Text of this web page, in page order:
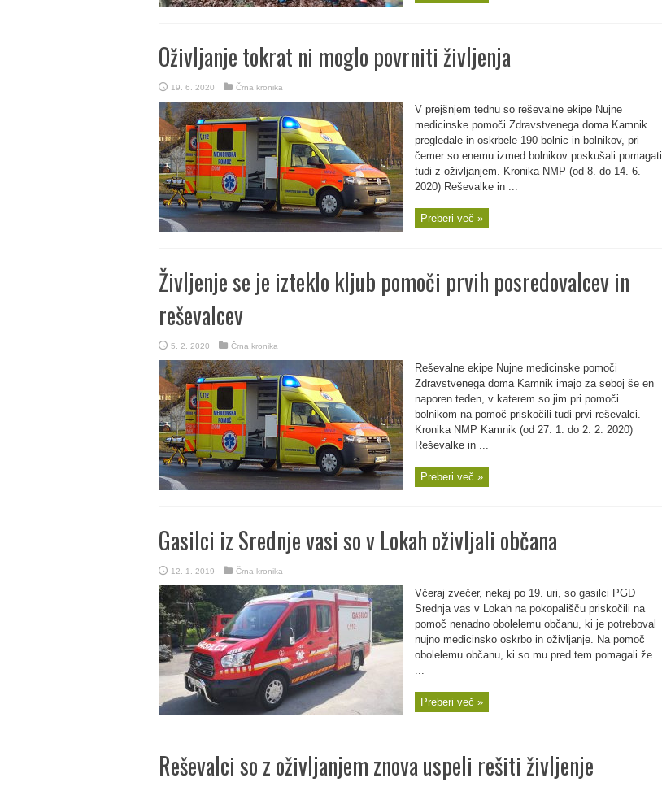
Oživljanje tokrat ni moglo povrniti življenja
19. 6. 2020 Črna kronika
V prejšnjem tednu so reševalne ekipe Nujne
medicinske pomoči Zdravstvenega doma Kamnik
pregledale in oskrbele 190 bolnic in bolnikov, pri
čemer so enemu izmed bolnikov poskušali pomagati
tudi z oživljanjem. Kronika NMP (od 8. do 14. 6.
2020) Reševalke in ...
Preberi več »
Življenje se je izteklo kljub pomoči prvih posredovalcev in
reševalcev
5. 2. 2020 Črna kronika
Reševalne ekipe Nujne medicinske pomoči
Zdravstvenega doma Kamnik imajo za seboj še en
naporen teden, v katerem so jim pri pomoči
bolnikom na pomoč priskočili tudi prvi reševalci.
Kronika NMP Kamnik (od 27. 1. do 2. 2. 2020)
Reševalke in ...
Preberi več »
Gasilci iz Srednje vasi so v Lokah oživljali občana
12. 1. 2019 Črna kronika
Včeraj zvečer, nekaj po 19. uri, so gasilci PGD
Srednja vas v Lokah na pokopališču priskočili na
pomoč nenadno obolelemu občanu, ki je potreboval
nujno medicinsko oskrbo in oživljanje. Na pomoč
obolelemu občanu, ki so mu pred tem pomagali že
...
Preberi več »
Reševalci so z oživljanjem znova uspeli rešiti življenje